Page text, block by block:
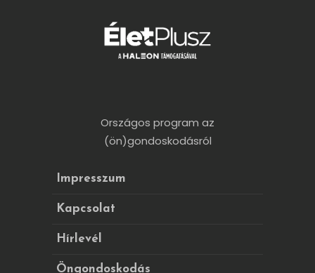
Országos program az
(ön)gondoskodásról
Impresszum
Kapcsolat
Hírlevél
Öngondoskodás